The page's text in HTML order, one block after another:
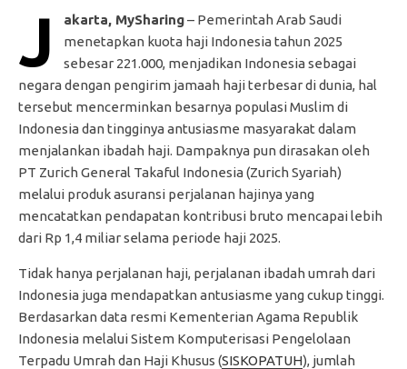
J akarta, MySharing– Pemerintah Arab Saudi
menetapkan kuota haji Indonesia tahun 2025
sebesar 221.000, menjadikan Indonesia sebagai
negara dengan pengirim jamaah haji terbesar di dunia, hal
tersebut mencerminkan besarnya populasi Muslim di
Indonesia dan tingginya antusiasme masyarakat dalam
menjalankan ibadah haji. Dampaknya pun dirasakan oleh
PT Zurich General Takaful Indonesia (Zurich Syariah)
melalui produk asuransi perjalanan hajinya yang
mencatatkan pendapatan kontribusi bruto mencapai lebih
dari Rp 1,4 miliar selama periode haji 2025.
Tidak hanya perjalanan haji, perjalanan ibadah umrah dari
Indonesia juga mendapatkan antusiasme yang cukup tinggi.
Berdasarkan data resmi Kementerian Agama Republik
Indonesia melalui Sistem Komputerisasi Pengelolaan
Terpadu Umrah dan Haji Khusus (SISKOPATUH), jumlah